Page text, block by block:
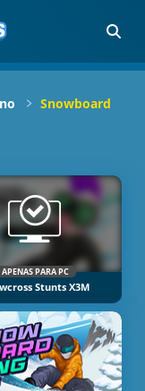
Snowboard
APENAS PARA PC
Stunts X3M